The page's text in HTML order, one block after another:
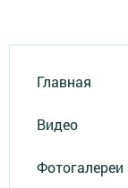
Главная
Видео
Фотогалереи